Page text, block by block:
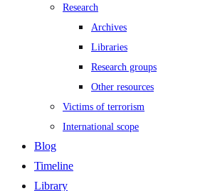
Research
Archives
Libraries
Research groups
Other resources
Victims of terrorism
International scope
Blog
Timeline
Library